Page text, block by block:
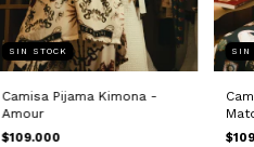
SIN STOCK
Camisa Pijama Kimona -
Amour
$109.000
SIN